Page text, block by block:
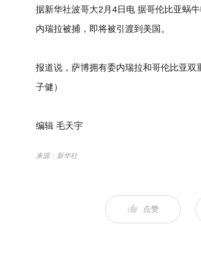
据新华社波哥大2月4日电 据哥伦比亚蜗
内瑞拉被捕，即将被引渡到美国。
报道说，萨博拥有委内瑞拉和哥伦比亚
子健）
编辑 毛天宇
来源：新华社
点赞